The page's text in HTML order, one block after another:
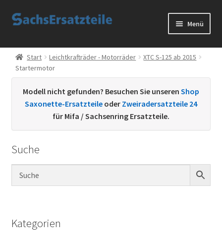
Zur
Zum
Menü
Start
AGB
Datenschutzerklärung
Kontakt
Sachs Ersatzteile
Über uns
Start Leichtkrafträder - Motorräder
XTC S-125 ab 2015
Startermotor
Modell nicht gefunden? Besuchen Sie unseren Shop
Saxonette-Ersatzteile oder Zweiradersatzteile 24
für Mifa / Sachsenring Ersatzteile.
Suche
Kategorien